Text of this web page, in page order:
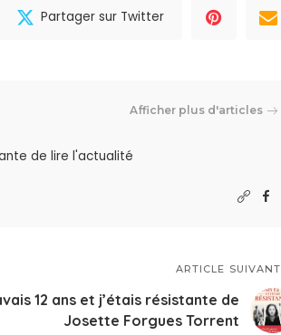
Partager sur Twitter
Afficher plus d'articles
de lire l'actualité
ARTICLE SUIVANT
12 ans et j’étais résistante de
Josette Forgues Torrent